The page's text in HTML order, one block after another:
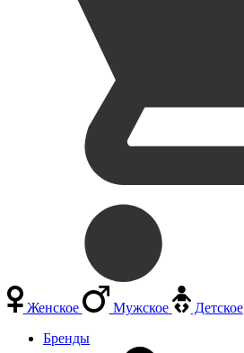
Женское Мужское
Детское
Бренды